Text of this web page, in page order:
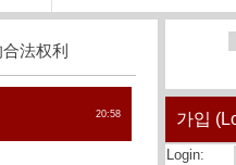
法权利
20:58 가입
Login: